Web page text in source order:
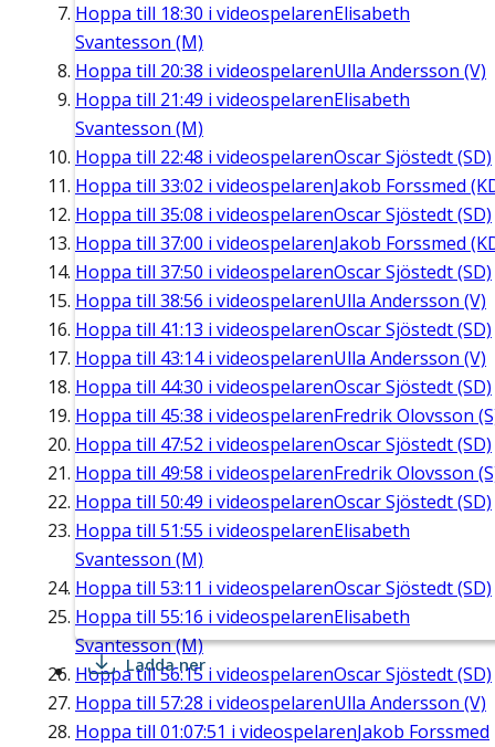
Hoppa till 18:30 i videospelarenElisabeth
Svantesson (M)
Hoppa till 20:38 i videospelarenUlla Andersson (V)
Hoppa till 21:49 i videospelarenElisabeth
Svantesson (M)
Hoppa till 22:48 i videospelarenOscar Sjöstedt (SD)
Hoppa till 33:02 i videospelarenJakob Forssmed
Hoppa till 35:08 i videospelarenOscar Sjöstedt (SD)
Hoppa till 37:00 i videospelarenJakob Forssmed
Hoppa till 37:50 i videospelarenOscar Sjöstedt (SD)
Hoppa till 38:56 i videospelarenUlla Andersson (V)
Hoppa till 41:13 i videospelarenOscar Sjöstedt (SD)
Hoppa till 43:14i videospelarenUlla Andersson (V)
Hoppa till 44:30 i videospelarenOscar Sjöstedt (SD)
Hoppa till 45:38 i videospelarenFredrik Olovsson
Hoppa till 47:52 i videospelarenOscar Sjöstedt (SD)
Hoppa till 49:58 i videospelarenFredrik Olovsson
Hoppa till 50:49 i videospelarenOscar Sjöstedt (SD)
Hoppa till 51:55 i videospelarenElisabeth
Svantesson (M)
Hoppa till 53:11 i videospelarenOscar Sjöstedt (SD)
Hoppa till 55:16 i videospelarenElisabeth
Svantesson (M)
Hoppa till56:15 i videospelarenOscar Sjöstedt (SD)
Hoppa till 57:28 i videospelarenUlla Andersson (V)
Hoppa till 01:07:51 i videospelarenJakob Forssmed
Ladda ner